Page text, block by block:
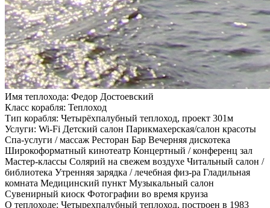
Имя теплохода: Федор Достоевский
Класс корабля: Теплоход
Тип корабля: Четырёхпалубный теплоход, проект 301м
Услуги: Wi-Fi Детский салон Парикмахерская/салон красоты
Спа-услуги / массаж Ресторан Бар Вечерняя дискотека
Широкоформатный кинотеатр Концертный / конференц зал
Мастер-классы Солярий на свежем воздухе Читальный салон /
библиотека Утренняя зарядка / лечебная физ-ра Гладильная
комната Медицинский пункт Музыкальный салон
Сувенирный киоск Фотографии во время круиза
О теплоходе: Четырехпалубный теплоход, построен в 1983